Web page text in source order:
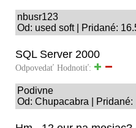
nbusr123
Od: used soft | Pridané:
SQL Server 2000
Odpovedať Hodnotiť:
Podivne
Od: Chupacabra |